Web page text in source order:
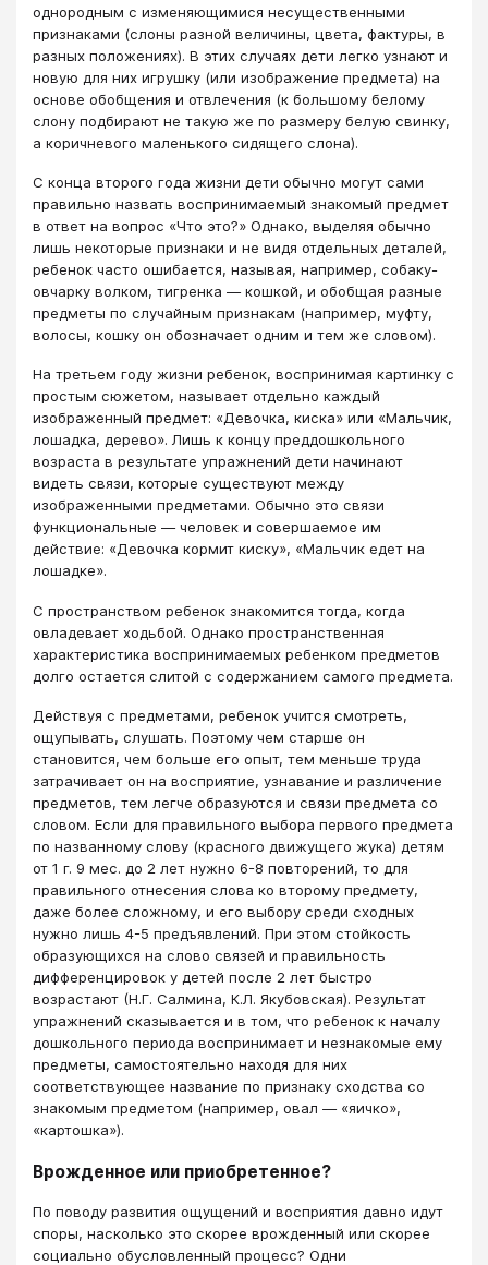
однородным с изменяющимися несущественными
признаками (слоны разной величины, цвета, фактуры, в
разных положениях). В этих случаях дети легко узнают и
новую для них игрушку (или изображение предмета) на
основе обобщения и отвлечения (к большому белому
слону подбирают не такую же по размеру белую свинку,
а коричневого маленького сидящего слона).
С конца второго года жизни дети обычно могут сами
правильно назвать воспринимаемый знакомый предмет
в ответ на вопрос «Что это?» Однако, выделяя обычно
лишь некоторые признаки и не видя отдельных деталей,
ребенок часто ошибается, называя, например, собаку-
овчарку волком, тигренка — кошкой, и обобщая разные
предметы по случайным признакам (например, муфту,
волосы, кошку он обозначает одним и тем же словом).
На третьем году жизни ребенок, воспринимая картинку с
простым сюжетом, называет отдельно каждый
изображенный предмет: «Девочка, киска» или «Мальчик,
лошадка, дерево». Лишь к концу преддошкольного
возраста в результате упражнений дети начинают
видеть связи, которые существуют между
изображенными предметами. Обычно это связи
функциональные — человек и совершаемое им
действие: «Девочка кормит киску», «Мальчик едет на
лошадке».
С пространством ребенок знакомится тогда, когда
овладевает ходьбой. Однако пространственная
характеристика воспринимаемых ребенком предметов
долго остается слитой с содержанием самого предмета.
Действуя с предметами, ребенок учится смотреть,
ощупывать, слушать. Поэтому чем старше он
становится, чем больше его опыт, тем меньше труда
затрачивает он на восприятие, узнавание и различение
предметов, тем легче образуются и связи предмета со
словом. Если для правильного выбора первого предмета
по названному слову (красного движущего жука) детям
от 1 г. 9 мес. до 2 лет нужно 6-8 повторений, то для
правильного отнесения слова ко второму предмету,
даже более сложному, и его выбору среди сходных
нужно лишь 4-5 предъявлений. При этом стойкость
образующихся на слово связей и правильность
дифференцировок у детей после 2 лет быстро
возрастают (Н.Г. Салмина, К.Л. Якубовская). Результат
упражнений сказывается и в том, что ребенок к началу
дошкольного периода воспринимает и незнакомые ему
предметы, самостоятельно находя для них
соответствующее название по признаку сходства со
знакомым предметом (например, овал — «яичко»,
«картошка»).
Врожденное или приобретенное?
По поводу развития ощущений и восприятия давно идут
споры, насколько это скорее врожденный или скорее
социально обусловленный процесс? Одни